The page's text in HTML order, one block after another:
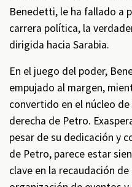
Benedetti, le ha fallado a
carrera política, la
dirigida hacia Sarabia.
En el juego del poder,
empujado al margen,
convertido en el núcleo
derecha de Petro.
pesar de su dedicación y
de Petro, parece estar
clave en la recaudación